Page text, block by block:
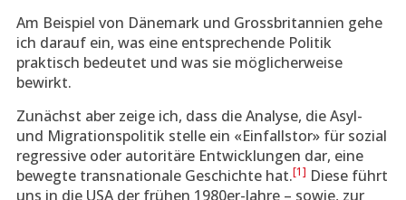
Am Beispiel von Dänemark und Grossbritannien gehe
ich darauf ein, was eine entsprechende Politik
praktisch bedeutet und was sie möglicherweise
bewirkt.
Zunächst aber zeige ich, dass die Analyse, die Asyl-
und Migrationspolitik stelle ein «Einfallstor» für sozial
regressive oder autoritäre Entwicklungen dar, eine
bewegte transnationale Geschichte hat.[1] Diese führt
uns in die USA der frühen 1980er-Jahre – sowie, zur